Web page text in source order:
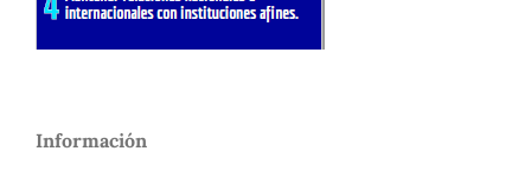
Información